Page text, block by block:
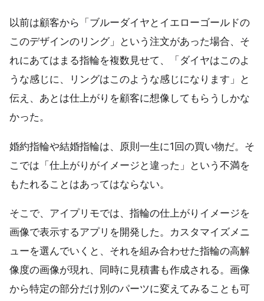
以前は顧客から「ブルーダイヤとイエローゴールドの
このデザインのリング」という注文があった場合、そ
れにあてはまる指輪を複数見せて、「ダイヤはこのよ
うな感じに、リングはこのような感じになります」と
伝え、あとは仕上がりを顧客に想像してもらうしかな
かった。
婚約指輪や結婚指輪は、原則一生に1回の買い物だ。そ
こでは「仕上がりがイメージと違った」という不満を
もたれることはあってはならない。
そこで、アイプリモでは、指輪の仕上がりイメージを
画像で表示するアプリを開発した。カスタマイズメニ
ューを選んでいくと、それを組み合わせた指輪の高解
像度の画像が現れ、同時に見積書も作成される。画像
から特定の部分だけ別のパーツに変えてみることも可